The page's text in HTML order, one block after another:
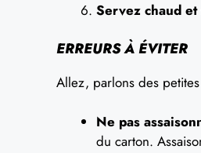
Servez chaud
ERREURS À ÉVITER
Allez, parlons des
Ne pas
du carton.